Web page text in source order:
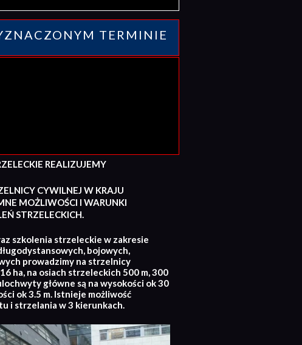
TERMINIE
REALIZUJEMY
CYWILNEJ W KRAJU
MOŻLIWOŚCI I WARUNKI
STRZELECKICH.
szkolenia strzeleckie w zakresie
bojowych,
prowadzimy na strzelnicy
ha, na osiach strzeleckich 500 m, 300
główne są na wysokości ok 30
ok 3.5 m. Istnieje możliwość
i strzelania w 3 kierunkach.